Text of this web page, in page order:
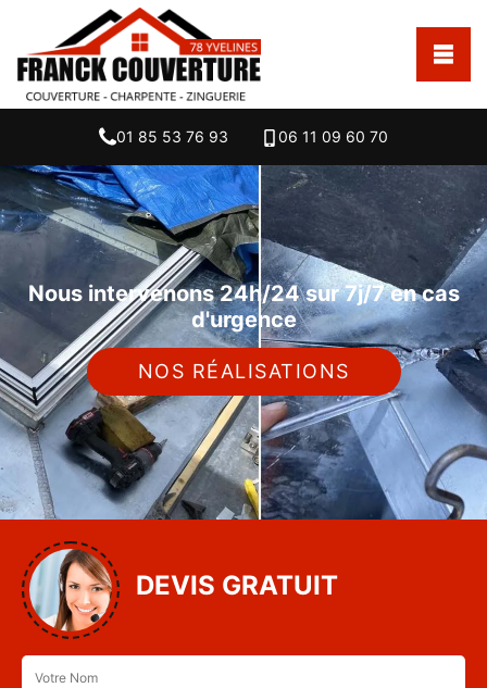
01 85 53 76 93 06 11 09 60 70
Nous intervenons 24h/24 sur 7j/7 en cas
d'urgence
NOS RÉALISATIONS
DEVIS GRATUIT